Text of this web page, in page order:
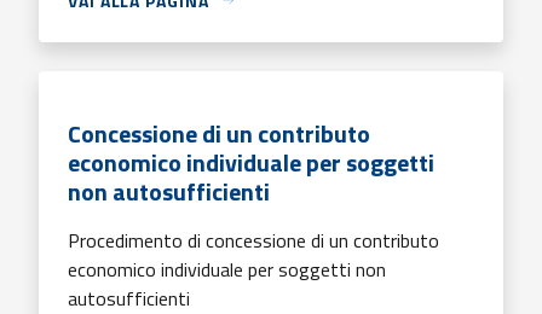
Concessione di un contributo
economico individuale per soggetti
non autosufficienti
Procedimento di concessione di un contributo
economico individuale per soggetti non
autosufficienti